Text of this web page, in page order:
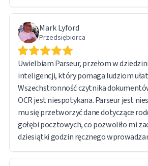
problemów technicznych. Zespół
jednak szybki i responsywny. W
problemów wynikała z mojej własnej
a nie z ograniczeń oprogramowania —
bez zarzutu.
Jestem bardzo zadowolony z ogólnego
pełnym przekonaniem polecam
zajmuje się przetwarzaniem dużych
wyodrębnianiem danych.
Mark Lyford
Przedsiębiorca
Uwielbiam Parseur, przełom w
inteligencji, który pomaga ludziom
Wszechstronność czytnika
OCR jest niespotykana. Parseur jest
mu się przetworzyć dane dotyczące
gołębi pocztowych, co pozwoliło mi
dziesiątki godzin ręcznego